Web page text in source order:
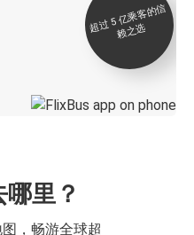
超
过 5
亿
乘
客
的
信
赖
之
选
里？
，畅游全球超